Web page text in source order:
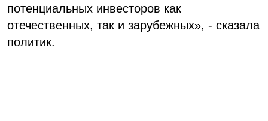
потенциальных инвесторов как
отечественных, так и зарубежных», - сказала
политик.